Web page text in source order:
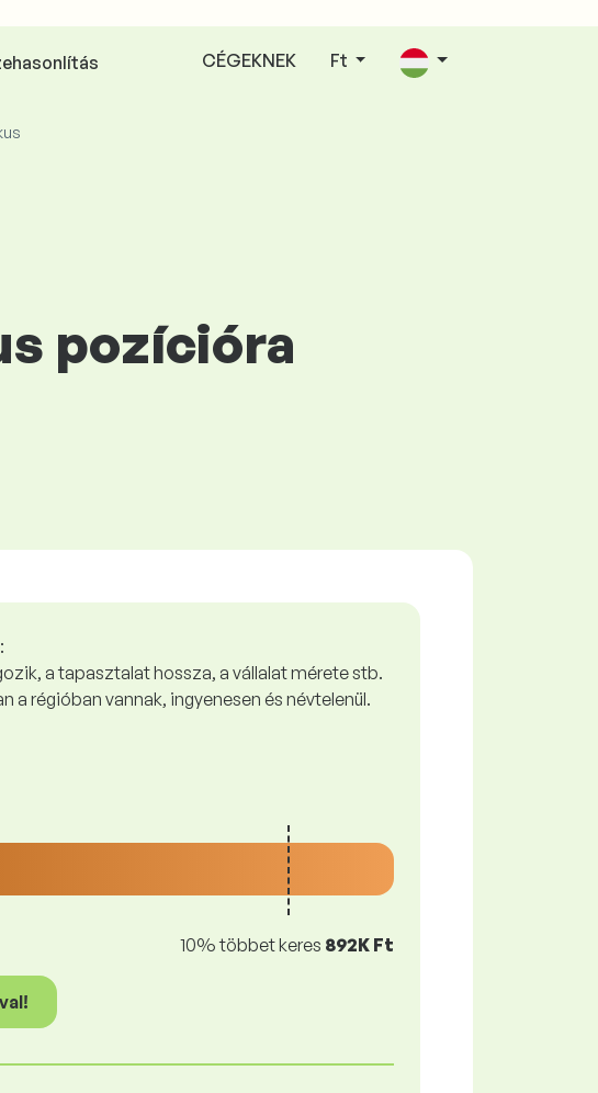
CÉGEKNEK Ft
pozícióra
a tapasztalat hossza, a vállalat mérete stb.
régióban vannak, ingyenesen és névtelenül.
10% többet keres 892K Ft